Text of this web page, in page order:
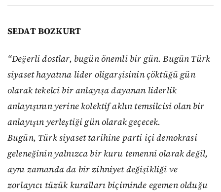
SEDAT BOZKURT
“Değerli dostlar, bugün önemli bir gün. Bugün Türk
siyaset hayatına lider oligarşisinin çöktüğü gün
olarak tekelci bir anlayışa dayanan liderlik
anlayışının yerine kolektif aklın temsilcisi olan bir
anlayışın yerleştiği gün olarak geçecek.
Bugün, Türk siyaset tarihine parti içi demokrasi
geleneğinin yalnızca bir kuru temenni olarak değil,
aynı zamanda da bir zihniyet değişikliği ve
zorlayıcı tüzük kuralları biçiminde egemen olduğu